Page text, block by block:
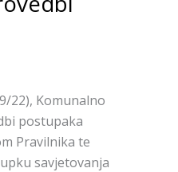
22), Komunalno
postupaka
Pravilnika te
savjetovanja